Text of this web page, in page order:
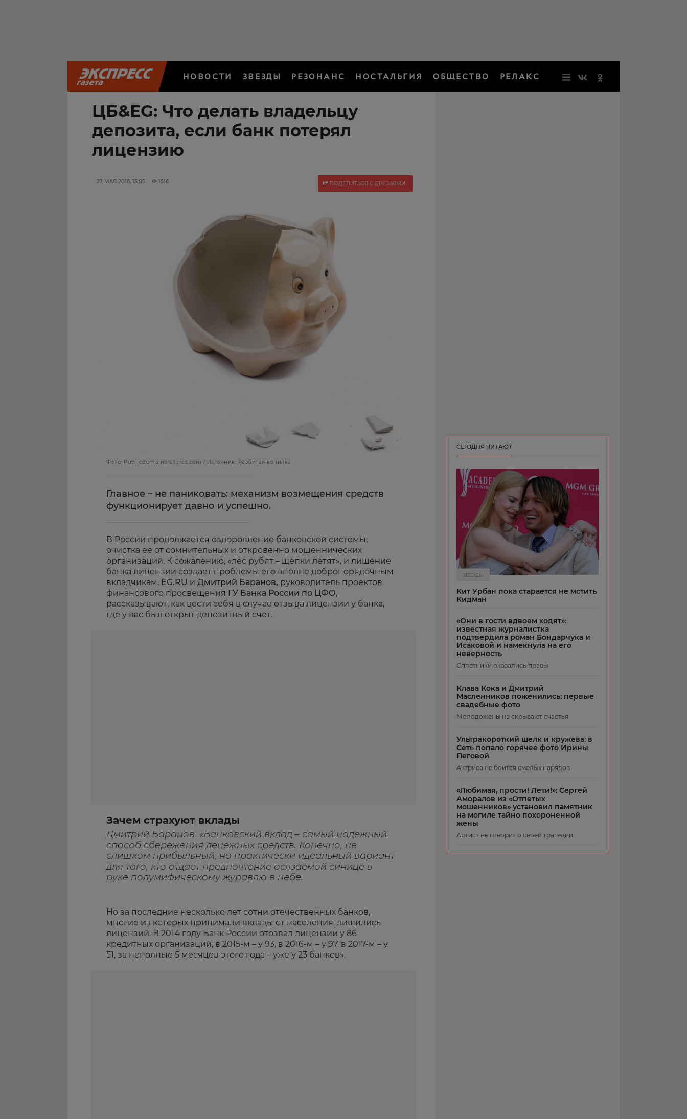
НОВОСТИ ЗВЕЗДЫ РЕЗОНАНС НОСТАЛЬГИЯ ОБЩЕСТВО РЕЛАКС
ЦБ&EG: Что делать владельцу
депозита, если банк потерял
лицензию
23 МАЯ 2018, 13:05 1516 ПОДЕЛИТЬСЯ С ДРУЗЬЯМИ
Фото: Publicdomainpictures.com / Источник: Разбитая копилка
Главное – не паниковать: механизм возмещения средств
функционирует давно и успешно.
В России продолжается оздоровление банковской системы,
очистка ее от сомнительных и откровенно мошеннических
организаций. К сожалению, «лес рубят – щепки летят», и лишение
банка лицензии создает проблемы его вполне добропорядочным
вкладчикам. EG.RU и Дмитрий Баранов, руководитель проектов
финансового просвещения ГУ Банка России по ЦФО,
рассказывают, как вести себя в случае отзыва лицензии у банка,
где у вас был открыт депозитный счет.
Зачем страхуют вклады
Дмитрий Баранов: «Банковский вклад – самый надежный
способ сбережения денежных средств. Конечно, не
слишком прибыльный, но практически идеальный вариант
для того, кто отдает предпочтение осязаемой синице в
руке полумифическому журавлю в небе.
Но за последние несколько лет сотни отечественных банков,
многие из которых принимали вклады от населения, лишились
лицензий. В 2014 году Банк России отозвал лицензии у 86
кредитных организаций, в 2015-м – у 93, в 2016-м – у 97, в 2017-м – у
51, за неполные 5 месяцев этого года – уже у 23 банков».
СЕГОДНЯ ЧИТАЮТ
ЗВЕЗДЫ
Кит Урбан пока старается не мстить
Кидман
«Они в гости вдвоем ходят»:
известная журналистка
подтвердила роман Бондарчука и
Исаковой и намекнула на его
неверность
Сплетники оказались правы
Клава Кока и Дмитрий
Масленников поженились: первые
свадебные фото
Молодожены не скрывают счастья
Ультракороткий шелк и кружева: в
Сеть попало горячее фото Ирины
Пеговой
Актриса не боится смелых нарядов
«Любимая, прости! Лети!»: Сергей
Аморалов из «Отпетых
мошенников» установил памятник
на могиле тайно похороненной
жены
Артист не говорит о своей трагедии